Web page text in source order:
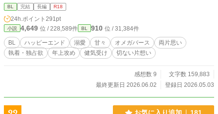
人の運命を狂わせていく。 「僕のせいで、颯ちゃんが汚れて
いく……」 颯太が自分を助けるために大学の単位を落とした
ことを知った陽斗は、己の存在が愛する人の足枷になってい
ると絶望し、身を引く準備を始める。 一方で、抑制剤でヒー
トを耐え忍び、限界までボロボロになった陽斗の姿を目の当
たりにした颯太は、ついに自ら築いた鉄の信念を粉々に砕い
た。 「……壊れるまで、俺だけを求めてろ」 ようやく始まっ
なアルファの「行動のすべて」は、不安に震えるオメガには
愛ゆえに「別れ」を選んだ美容師の卵。 二人を繋ぐ最後のピ
BL 完結 長編 R18
24h.ポイント 291pt
小説 4,649 位 / 228,589件 BL 910 位 / 31,384件
BL ハッピーエンド 溺愛 甘々 オメガバース
両片思い
執着・独占欲
年上攻め 健気受け 切ない片想い
感想数 9
文字数 159,883
最終更新日 2026.06.02
登録日 2026.05.03